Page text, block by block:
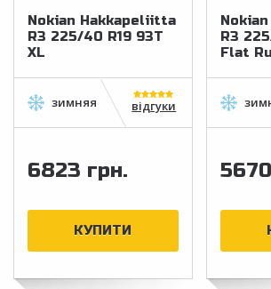
Nokian Hakkapeliitta
R3 225/40 R19 93T
XL
відгуки
6823 грн.
R3
Flat